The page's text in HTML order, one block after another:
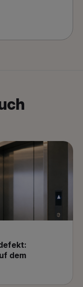
dem